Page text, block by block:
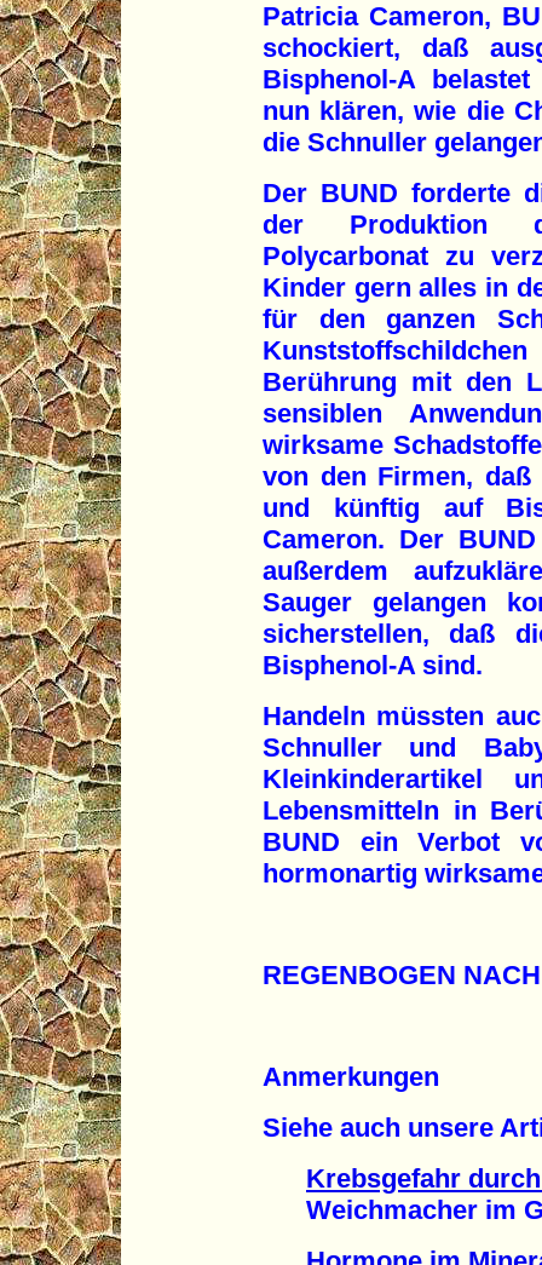
Patricia Cameron,
schockiert, daß
Bisphenol-A
nun klären, wie die
die Schnuller
Der BUND forderte
der Produktion
Polycarbonat zu
Kinder gern alles in
für den ganzen
Berührung mit den
sensiblen
wirksame
von den Firmen,
und künftig auf
Cameron. Der
außerdem
Sauger gelangen
sicherstellen, daß
Bisphenol-A sind.
Handeln müssten
Schnuller und
Lebensmitteln in
BUND ein Verbot
hormonartig
REGENBOGEN
Anmerkungen
Siehe auch unsere
Krebsgefahr
Weichmacher im